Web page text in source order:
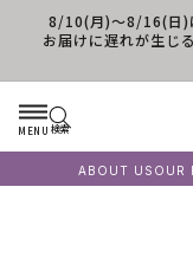
コンテンツに進む
8/10(月)～8/16(日)
お届けに遅れが生じ
MENU 検索
ABOUT US OUR